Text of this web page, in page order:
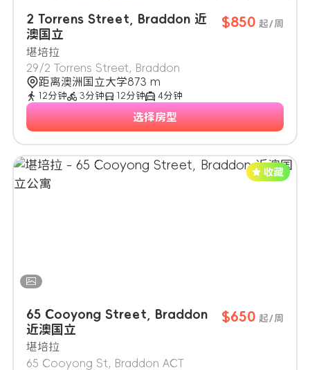
2 Torrens Street, Braddon 近
澳国立
堪培拉
29/2 Torrens Street, Braddon
$850 起/周
距离澳洲国立大学873 m
12分钟 3分钟 12分钟 4分钟
选择房型
65 Cooyong Street, Braddon
近澳国立
堪培拉
65 Cooyong St, Braddon ACT
$650 起/周